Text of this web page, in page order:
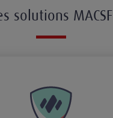
solutions MACSF